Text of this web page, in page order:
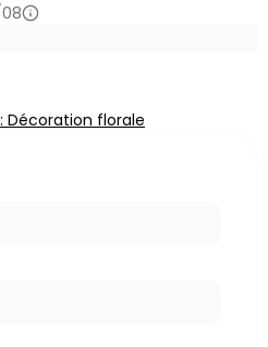
Décoration florale